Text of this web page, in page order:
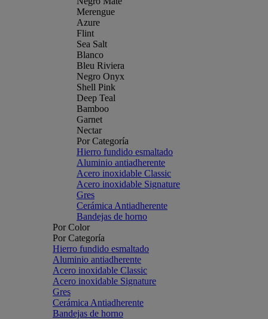
Merengue
Azure
Flint
Sea Salt
Blanco
Bleu Riviera
Negro Onyx
Shell Pink
Deep Teal
Bamboo
Garnet
Nectar
Por Categoría
Hierro fundido esmaltado
Aluminio antiadherente
Acero inoxidable Classic
Acero inoxidable Signature
Gres
Cerámica Antiadherente
Bandejas de horno
Por Color
Por Categoría
Hierro fundido esmaltado
Aluminio antiadherente
Acero inoxidable Classic
Acero inoxidable Signature
Gres
Cerámica Antiadherente
Bandejas de horno